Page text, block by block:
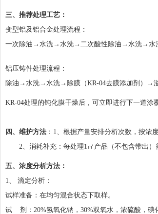
三、推荐处理工艺：
变型铝及铝合金处理流程：
一次除油→水洗→水洗→二次酸性除油→水洗→水
铝压铸件处理流程：
除油→水洗→水洗→除膜（KR-04去膜添加剂）→
KR-04处理的钝化膜干燥后，可立即进行下一道涂
四、维护方法 ：1、根据产量安排分析次数，按浓
2、消耗补充：每处理1㎡产品（不包含带出）
五、浓度分析方法：
1、 滴定分析：
试样准备：在均匀混合状态下取样。
试 剂：20%氢氧化钠，30%双氧水，浓硫酸，碘